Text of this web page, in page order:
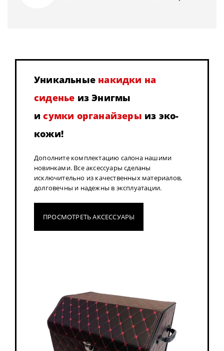
Уникальные накидки на
сиденье из Энигмы
исумки органайзеры из эко-
кожи!
Дополните комплектацию салона нашими
новинками. Все аксессуары сделаны
исключительно из качественных материалов,
долговечны и надежны в эксплуатации.
ПРОСМОТРЕТЬ АКСЕССУАРЫ